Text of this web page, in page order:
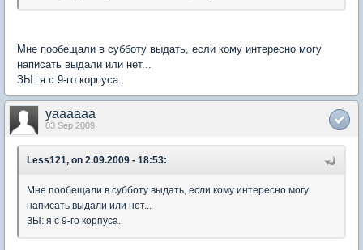
Мне пообещали в субботу выдать, если кому интересно могу
написать выдали или нет...
ЗЫ: я с 9-го корпуса.
yaaaaaa
03 Sep 2009
Less121, on 2.09.2009 - 18:53:
Мне пообещали в субботу выдать, если кому интересно могу
написать выдали или нет...
ЗЫ: я с 9-го корпуса.